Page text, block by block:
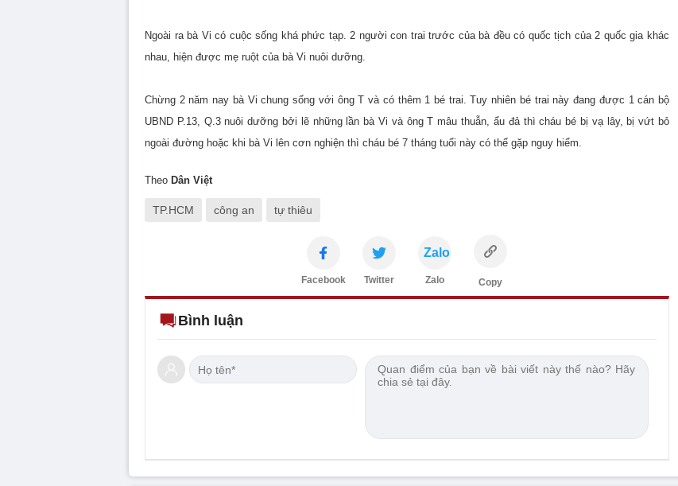
Ngoài ra bà Vi có cuộc sống khá phức tạp. 2 người con trai trước của bà đều có quốc tịch của 2 quốc gia khác
nhau, hiện được mẹ ruột của bà Vi nuôi dưỡng.
Chừng 2 năm nay bà Vi chung sống với ông T và có thêm 1 bé trai. Tuy nhiên bé trai này đang được 1 cán bộ
UBND P.13, Q.3 nuôi dưỡng bởi lẽ những lần bà Vi và ông T mâu thuẫn, ẩu đả thì cháu bé bị vạ lây, bị vứt bỏ
ngoài đường hoặc khi bà Vi lên cơn nghiện thì cháu bé 7 tháng tuổi này có thể gặp nguy hiểm.
Theo Dân Việt
TP.HCM công an tự thiêu
Facebook Twitter
Zalo
Zalo Copy
Bình luận